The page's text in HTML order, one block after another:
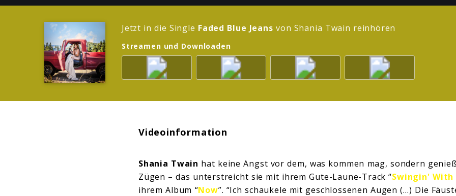
Jetzt in die Single Faded Blue Jeans von Shania Twain reinhören
Streamen und Downloaden
Videoinformation
Shania Twain hat keine Angst vor dem, was kommen mag, sondern
Zügen – das unterstreicht sie mit ihrem Gute-Laune-Track “Swingin' With
ihrem Album “Now”. “Ich schaukele mit geschlossenen Augen (…) Die